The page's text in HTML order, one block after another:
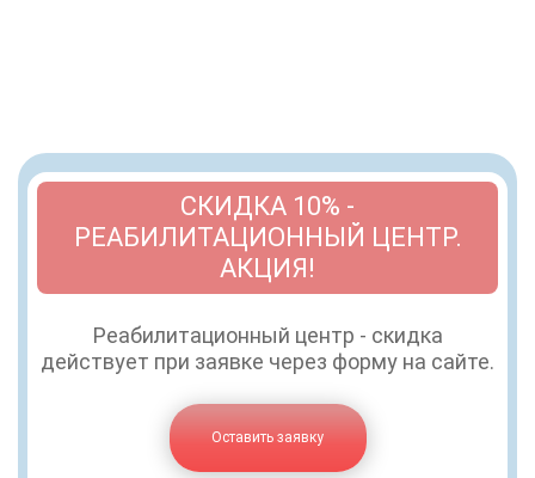
СКИДКА 10% -
РЕАБИЛИТАЦИОННЫЙ ЦЕНТР.
АКЦИЯ!
Реабилитационный центр - скидка
действует при заявке через форму на сайте.
Оставить заявку